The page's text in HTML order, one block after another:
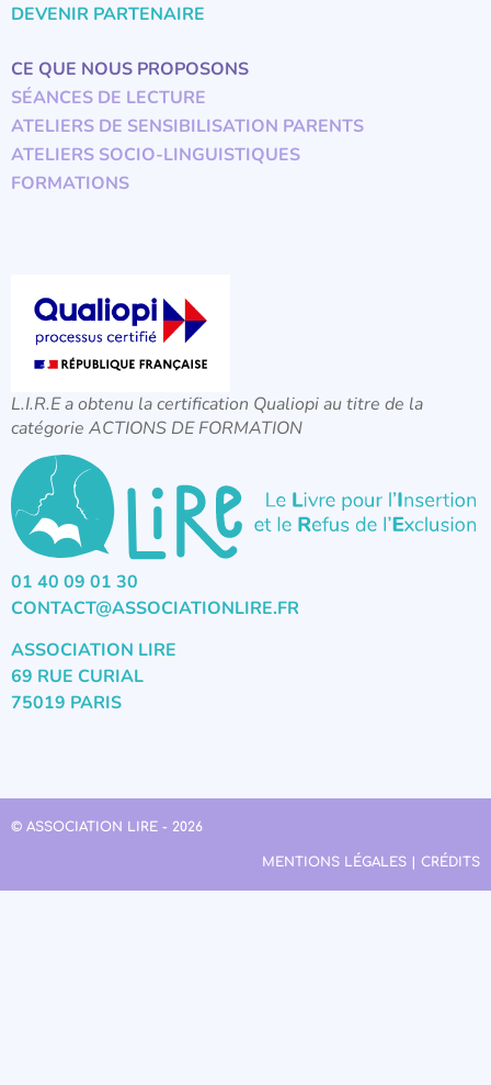
DEVENIR PARTENAIRE
CE QUE NOUS PROPOSONS
SÉANCES DE LECTURE
ATELIERS DE SENSIBILISATION PARENTS
ATELIERS SOCIO-LINGUISTIQUES
FORMATIONS
L.I.R.E a obtenu la certification Qualiopi au titre de la
catégorie ACTIONS DE FORMATION
01 40 09 01 30
CONTACT@ASSOCIATIONLIRE.FR
ASSOCIATION LIRE
69 RUE CURIAL
75019 PARIS
© ASSOCIATION LIRE - 2026
MENTIONS LÉGALES | CRÉDITS